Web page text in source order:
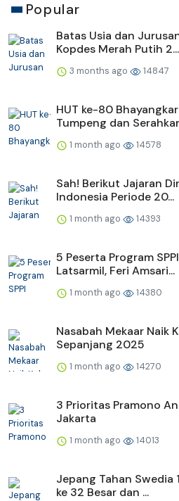
Popular
Batas Usia dan
Kopdes Merah Putih 2...
3 months ago 14847
HUT ke-80
Tumpeng dan
1 month ago 14578
Sah! Berikut Jajaran
Indonesia Periode 20...
1 month ago 14393
5 Peserta Program
Latsarmil, Feri Amsari...
1 month ago 14380
Nasabah Mekaar Naik
Sepanjang 2025
1 month ago 14270
3 Prioritas Pramono
Jakarta
1 month ago 14013
Jepang Tahan Swedia
ke 32 Besar dan ...